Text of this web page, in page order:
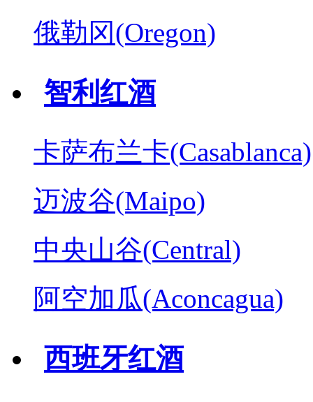
俄勒冈(Oregon)
智利红酒
卡萨布兰卡(Casablanca)
迈波谷(Maipo)
中央山谷(Central)
阿空加瓜(Aconcagua)
西班牙红酒